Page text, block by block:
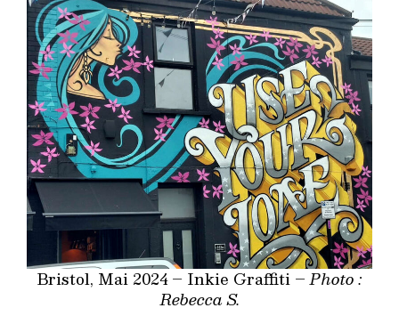
Bristol, Mai 2024 – Inkie Graffiti –Photo :
Rebecca S.